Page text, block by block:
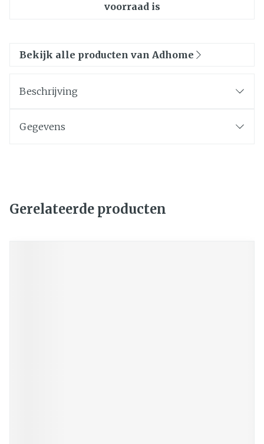
voorraad is
Bekijk alle producten van Adhome
Beschrijving
Gegevens
Gerelateerde producten